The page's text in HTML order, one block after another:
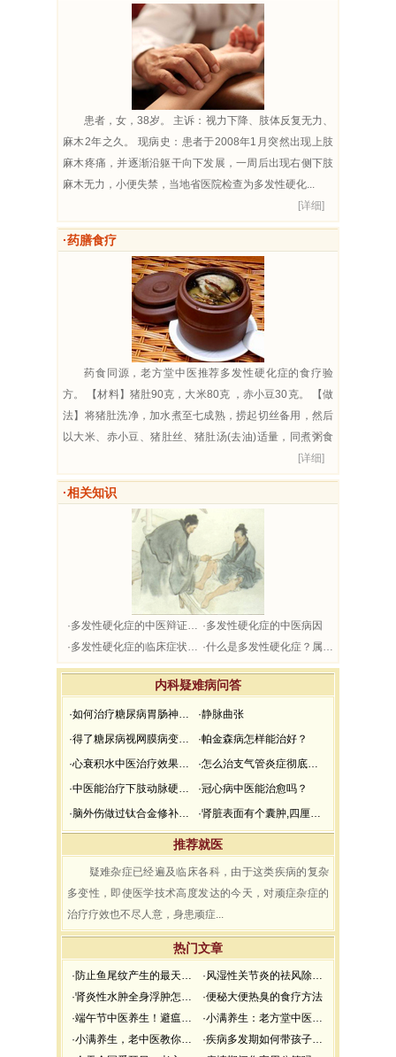
于10—50岁，在中枢神经...
患者，女，38岁。 主诉：视力下降、肢体反复无力、
麻木2年之久。 现病史：患者于2008年1月突然出现上肢
麻木疼痛，并逐渐沿躯干向下发展，一周后出现右侧下肢
麻木无力，小便失禁，当地省医院检查为多发性硬化...
[详细]
·药膳食疗
药食同源，老方堂中医推荐多发性硬化症的食疗验
方。 【材料】猪肚90克，大米80克 ，赤小豆30克。 【做
法】将猪肚洗净，加水煮至七成熟，捞起切丝备用，然后
以大米、赤小豆、猪肚丝、猪肚汤(去油)适量，同煮粥食
[详细]
·相关知识
·多发性硬化症的中医辩证分型疗法 ·多发性硬化症的中医病因
·多发性硬化症的临床症状有哪些？
·什么是多发性硬化症？属于中医什么范畴？
内科疑难病问答
·如何治疗糖尿病胃肠神经病变
·静脉曲张
·得了糖尿病视网膜病变该怎么办？
·帕金森病怎样能治好？
·心衰积水中医治疗效果如何？
·怎么治支气管炎症彻底好？
·中医能治疗下肢动脉硬化吗？
·冠心病中医能治愈吗？
·脑外伤做过钛合金修补引起的癫痫可以治疗吗？
·肾脏表面有个囊肿,四厘米左右，怎样治疗？
推荐就医
疑难杂症已经遍及临床各科，由于这类疾病的复杂
多变性，即使医学技术高度发达的今天，对顽症杂症的
治疗疗效也不尽人意，身患顽症...
热门文章
·防止鱼尾纹产生的最天然面膜
·风湿性关节炎的祛风除湿方法
·肾炎性水肿全身浮肿怎么办？
·便秘大便热臭的食疗方法
·端午节中医养生！避瘟驱毒，防疫祛病必看
·小满养生：老方堂中医推荐小满养生食谱
·小满养生，老中医教你如何防湿邪？做好了健康一夏天
·疾病多发期如何带孩子去医院就诊？要做好哪些防护？